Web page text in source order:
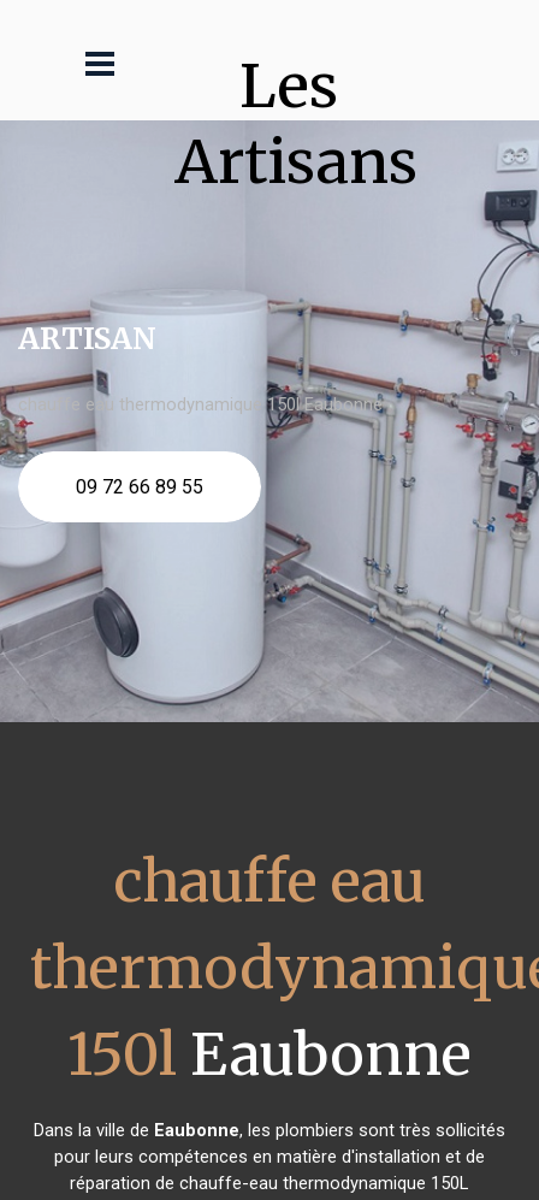
Les
Artisans
ARTISAN
chauffe eau thermodynamique 150l Eaubonne
09 72 66 89 55
chauffe eau
150l Eaubonne
Dans la ville de Eaubonne, les plombiers sont très sollicités
pour leurs compétences en matière d'installation et de
réparation de chauffe-eau thermodynamique 150L